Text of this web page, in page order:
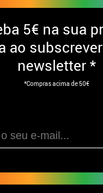
5€ na sua
ao
newsletter *
*Compras acima de 50€